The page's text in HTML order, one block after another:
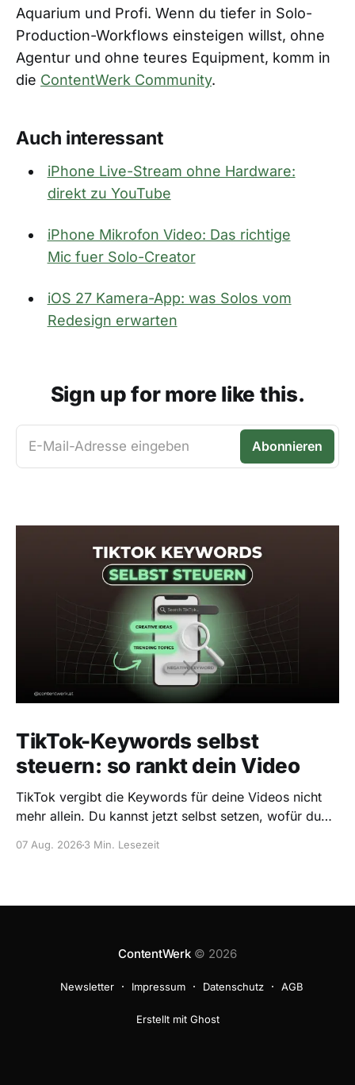
Aquarium und Profi. Wenn du tiefer in Solo-
Production-Workflows einsteigen willst, ohne
Agentur und ohne teures Equipment, komm in
die ContentWerk Community.
Auch interessant
iPhone Live-Stream ohne Hardware:
direkt zu YouTube
iPhone Mikrofon Video: Das richtige
Mic fuer Solo-Creator
iOS 27 Kamera-App: was Solos vom
Redesign erwarten
Sign up for more like this.
E-Mail-Adresse eingeben Abonnieren
TikTok-Keywords selbst
steuern: so rankt dein Video
TikTok vergibt die Keywords für deine Videos nicht
mehr allein. Du kannst jetzt selbst setzen, wofür du
07 Aug. 20263 Min. Lesezeit
ContentWerk© 2026
Newsletter Impressum Datenschutz AGB
Erstellt mit Ghost